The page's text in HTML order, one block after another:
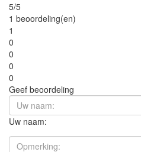
5/5
1 beoordeling(en)
1
0
0
0
0
Geef beoordeling
Uw naam: